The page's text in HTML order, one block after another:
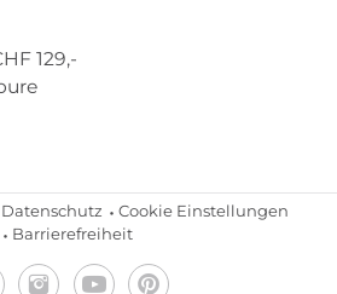
129,-
Datenschutz
Cookie Einstellungen
Barrierefreiheit